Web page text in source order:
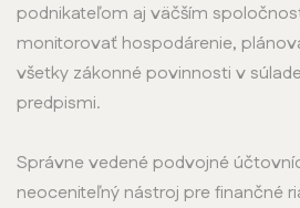
podnikateľom aj väčším
monitorovať hospodárenie,
všetky zákonné povinnosti v
predpismi.
Správne vedené podvojné
neoceniteľný nástroj pre finančné